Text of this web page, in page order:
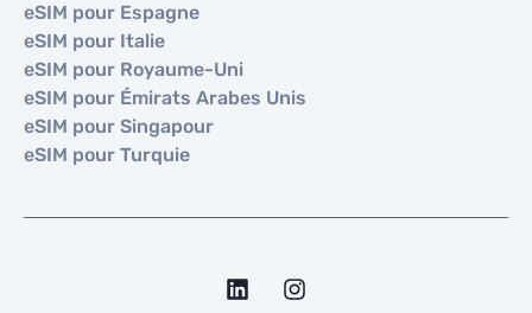
eSIM pour Espagne
eSIM pour Italie
eSIM pour Royaume-Uni
eSIM pour Émirats Arabes Unis
eSIM pour Singapour
eSIM pour Turquie